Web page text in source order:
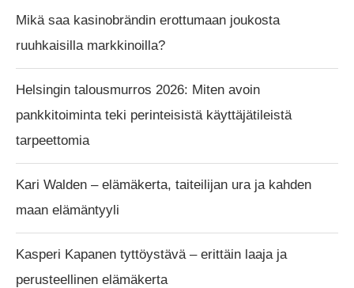
Mikä saa kasinobrändin erottumaan joukosta
ruuhkaisilla markkinoilla?
Helsingin talousmurros 2026: Miten avoin
pankkitoiminta teki perinteisistä käyttäjätileistä
tarpeettomia
Kari Walden – elämäkerta, taiteilijan ura ja kahden
maan elämäntyyli
Kasperi Kapanen tyttöystävä – erittäin laaja ja
perusteellinen elämäkerta